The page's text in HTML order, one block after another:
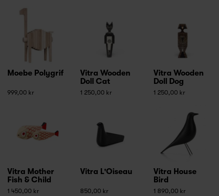
Moebe Polygrif
999,00 kr
Vitra Wooden
Doll Cat
1 250,00 kr
Vitra Wooden
Doll Dog
1 250,00 kr
Vitra Mother
Fish & Child
1 450,00 kr
Vitra L'Oiseau
850,00 kr
Vitra House
Bird
1 890,00 kr